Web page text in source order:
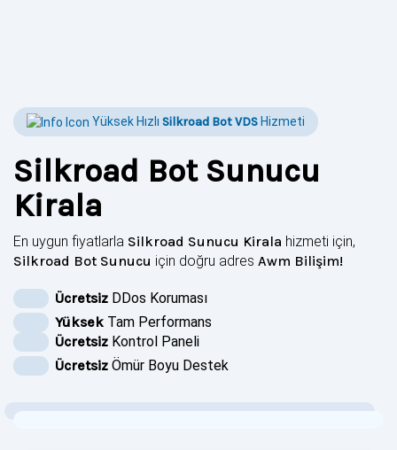
Yüksek Hızlı Silkroad Bot VDS Hizmeti
Silkroad Bot Sunucu
Kirala
En uygun fiyatlarla Silkroad Sunucu Kirala hizmeti için,
Silkroad Bot Sunucu için doğru adres Awm Bilişim!
Ücretsiz DDos Koruması
Yüksek Tam Performans
Ücretsiz Kontrol Paneli
Ücretsiz Ömür Boyu Destek